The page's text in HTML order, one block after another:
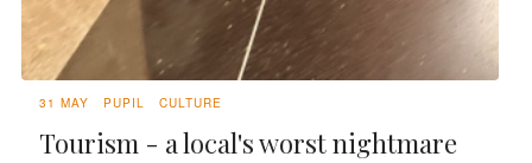
31 MAY PUPIL CULTURE
Tourism - a local's worst nightmare